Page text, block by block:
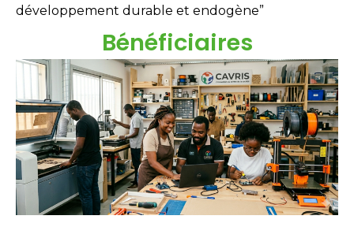
développement durable et endogène”
Bénéficiaires
Étudiants Néo-diplômés Doctorants
Chercheurs
Innovateurs
Entreprises acteurs sociaux.